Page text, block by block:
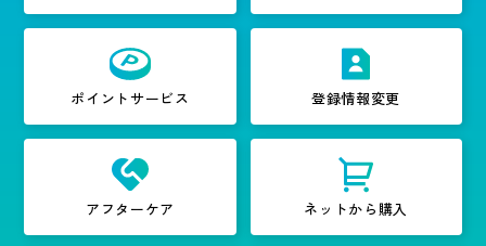
ポイントサービス 登録情報変更
アフターケア ネットから購入